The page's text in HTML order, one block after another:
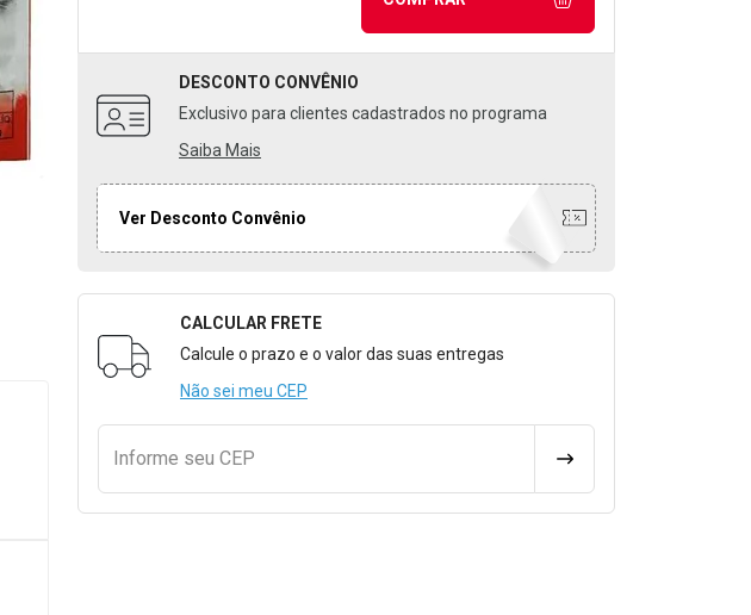
DESCONTO CONVÊNIO
Exclusivo para clientes cadastrados no programa
Saiba Mais
Ver Desconto Convênio
Formulário para Calcular o Frete
CALCULAR FRETE
Calcule o prazo e o valor das suas entregas
Não sei meu CEP
Informe seu CEP CALCULAR FRETE